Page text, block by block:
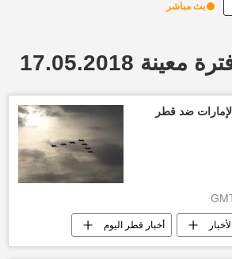
بث مباشر
17.05.2018
ضد قطر
الأخبار أخبار قطر اليوم
مدنية